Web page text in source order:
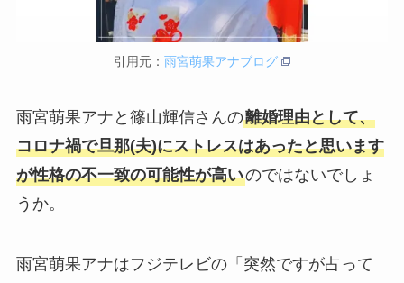
引用元： 雨宮萌果アナブログ
雨宮萌果アナと篠山輝信さんの離婚理由として、
コロナ禍で旦那(夫)にストレスはあったと思います
が性格の不一致の可能性が高いのではないでしょ
うか。
雨宮萌果アナはフジテレビの「突然ですが占って